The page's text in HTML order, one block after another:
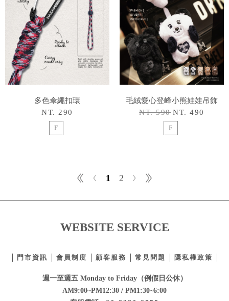
多色傘繩扣環
NT. 290
F
毛絨愛心登峰小熊娃娃吊飾
NT. 590 NT. 490
F
1 2
WEBSITE SERVICE
門市資訊 會員制度 顧客服務 常見問題 隱私權政策
週一至週五 Monday to Friday（例假日公休）
AM9:00~PM12:30 / PM1:30~6:00